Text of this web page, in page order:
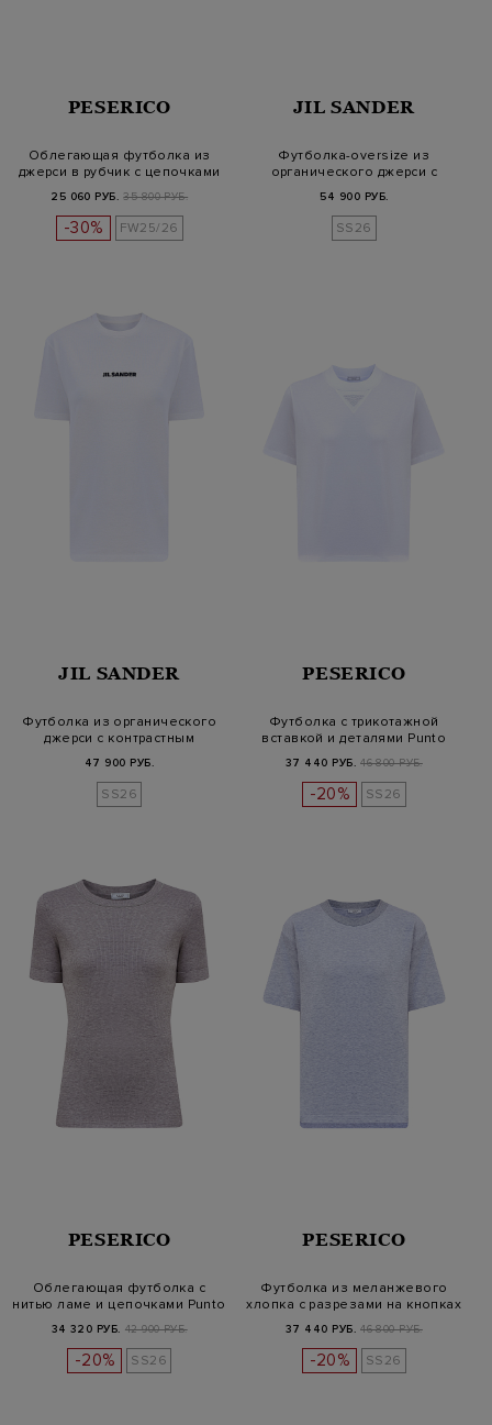
PESERICO
Облегающая футболка из
джерси в рубчик с цепочками
25 060 РУБ. 35 800 РУБ.
-30% FW25/26
JIL SANDER
Футболка-oversize из
органического джерси с
54 900 РУБ.
SS26
JIL SANDER
Футболка из органического
джерси с контрастным
47 900 РУБ.
SS26
PESERICO
Футболка с трикотажной
вставкой и деталями Punto
37 440 РУБ. 46 800 РУБ.
-20% SS26
PESERICO
Облегающая футболка с
нитью ламе и цепочками Punto
34 320 РУБ. 42 900 РУБ.
-20% SS26
PESERICO
Футболка из меланжевого
хлопка с разрезами на кнопках
37 440 РУБ. 46 800 РУБ.
-20% SS26